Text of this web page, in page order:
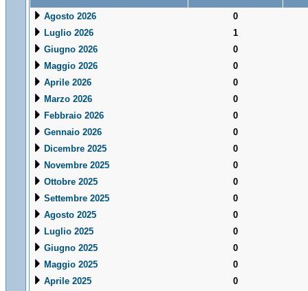
Agosto 2026
0
Luglio 2026
1
Giugno 2026
0
Maggio 2026
0
Aprile 2026
0
Marzo 2026
0
Febbraio 2026
0
Gennaio 2026
0
Dicembre 2025
0
Novembre 2025
0
Ottobre 2025
0
Settembre 2025
0
Agosto 2025
0
Luglio 2025
0
Giugno 2025
0
Maggio 2025
0
Aprile 2025
0